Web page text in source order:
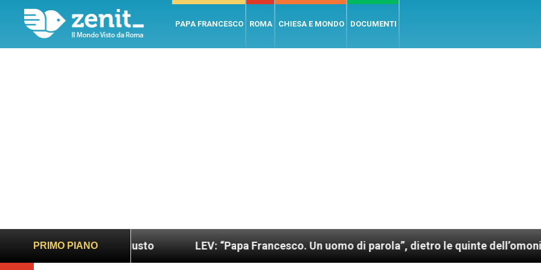
PAPA FRANCESCO ROMA CHIESA E MONDO DOCUMENTI
PRIMO PIANO
più sano e giusto LEV: “Papa Francesco. Un uomo di parola”, dietro le quinte dell’omonimo film di